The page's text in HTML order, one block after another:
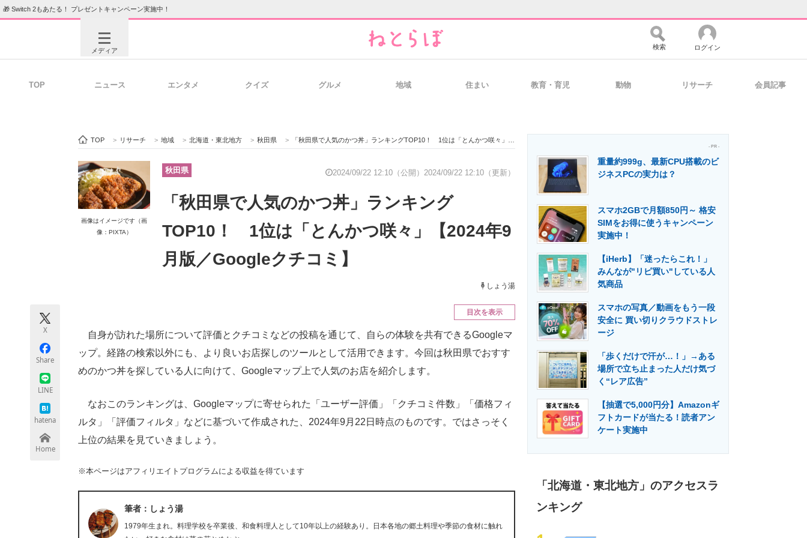
🎁 Switch 2もあたる！ プレゼントキャンペーン実施中！
メディア
ビジネスと働き方のヒント 経営リーダーのコミュニティ マーケ×ITの今がよく分かる
ITエンジニア向け専門サイト IT製品の技術・比較・事例 製造業のIT導入・活用を支援
エネルギーの専門メディア 建設×テクノロジーの最前線
ちょっと気になるネットの話題
検索 ログイン
TOP ニュース エンタメ クイズ グルメ 地域 住まい 教育・育児 動物 リサーチ 会員記事
TOP > リサーチ > 地域 > 北海道・東北地方 > 秋田県 > 「秋田県で人気のかつ丼」ランキングTOP10！ 1位は「とんかつ咲々」【2024年9月版／Googleクチコミ】
画像はイメージです（画
像：PIXTA）
秋田県 2024/09/22 12:10（公開） 2024/09/22 12:10（更新）
「秋田県で人気のかつ丼」ランキング
TOP10！ 1位は「とんかつ咲々」【2024年9
月版／Googleクチコミ】
しょう湯
X
Share
LINE
hatena
Home
目次を表示
自身が訪れた場所について評価とクチコミなどの投稿を通じて、自らの体験を共有できるGoogleマ
ップ。経路の検索以外にも、より良いお店探しのツールとして活用できます。今回は秋田県でおすす
めのかつ丼を探している人に向けて、Googleマップ上で人気のお店を紹介します。
なおこのランキングは、Googleマップに寄せられた「ユーザー評価」「クチコミ件数」「価格フィ
ルタ」「評価フィルタ」などに基づいて作成された、2024年9月22日時点のものです。ではさっそく
上位の結果を見ていきましょう。
※本ページはアフィリエイトプログラムによる収益を得ています
筆者：しょう湯
1979年生まれ。料理学校を卒業後、和食料理人として10年以上の経験あり。日本各地の郷土料理や季節の食材に触れ
- PR -
重量約999g、最新CPU搭載のビ
ジネスPCの実力は？
スマホ2GBで月額850円～ 格安
SIMをお得に使うキャンペーン
実施中！
【iHerb】「迷ったらこれ！」
みんなが"リピ買い"している人
気商品
スマホの写真／動画をもう一段
安全に 買い切りクラウドストレ
ージ
「歩くだけで汗が…！」→ある
場所で立ち止まった人だけ気づ
く“レア広告”
【抽選で5,000円分】Amazonギ
フトカードが当たる！読者アン
ケート実施中
「北海道・東北地方」のアクセスラ
ンキング